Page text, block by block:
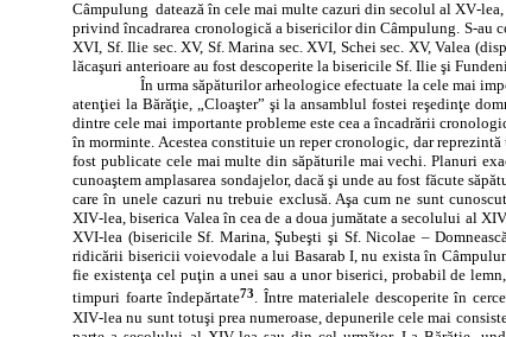
Câmpulung datează în cele mai multe cazuri din secolul al
privind încadrarea cronologică a bisericilor din Câmpulung. S‑au
XVI, Sf. Ilie sec. XV, Sf. Marina sec. XVI, Schei sec. XV, Valea
lăcaşuri anterioare au fost descoperite la bisericile Sf. Ilie şi
În urma săpăturilor arheologice efectuate la cele mai
atenţiei la Bărăţie, „Cloaşter” şi la ansamblul fostei reşedinţe
dintre cele mai importante probleme este cea a încadrării
în morminte. Acestea constituie un reper cronologic, dar
fost publicate cele mai multe din săpăturile mai vechi. Planuri
cunoaştem amplasarea sondajelor, dacă şi unde au fost făcute
care în unele cazuri nu trebuie exclusă. Aşa cum ne sunt
XIV‑lea, biserica Valea în cea de a doua jumătate a secolului al
XVI‑lea (bisericile Sf. Marina, Şubeşti şi Sf. Nicolae –
ridicării bisericii voievodale a lui Basarab I, nu exista în
fie existenţa cel puţin a unei sau a unor biserici, probabil de
timpuri foarte îndepărtate73. Între materialele descoperite în
XIV‑lea nu sunt totuşi prea numeroase, depunerile cele mai